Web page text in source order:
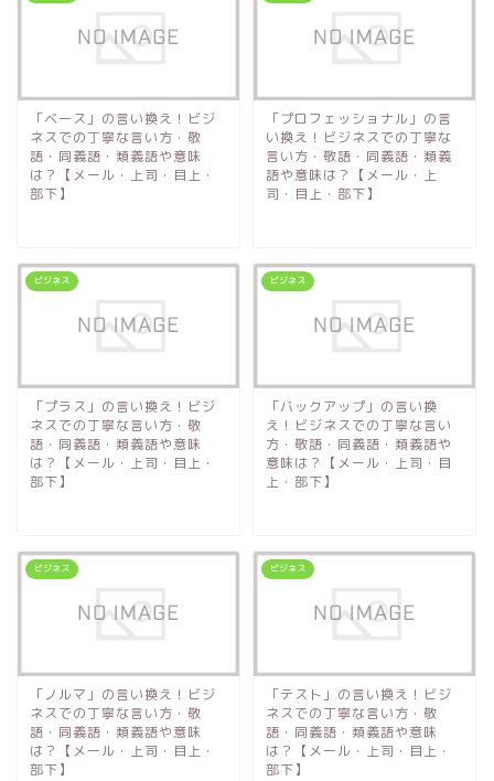
「ベース」の言い換え！ビジ
ネスでの丁寧な言い方・敬
語・同義語・類義語や意味
は？【メール・上司・目上・
部下】
「プロフェッショナル」の言
い換え！ビジネスでの丁寧な
言い方・敬語・同義語・類義
語や意味は？【メール・上
司・目上・部下】
ビジネス
「プラス」の言い換え！ビジ
ネスでの丁寧な言い方・敬
語・同義語・類義語や意味
は？【メール・上司・目上・
部下】
ビジネス
「バックアップ」の言い換
え！ビジネスでの丁寧な言い
方・敬語・同義語・類義語や
意味は？【メール・上司・目
上・部下】
ビジネス
「ノルマ」の言い換え！ビジ
ネスでの丁寧な言い方・敬
語・同義語・類義語や意味
は？【メール・上司・目上・
部下】
ビジネス
「テスト」の言い換え！ビジ
ネスでの丁寧な言い方・敬
語・同義語・類義語や意味
は？【メール・上司・目上・
部下】